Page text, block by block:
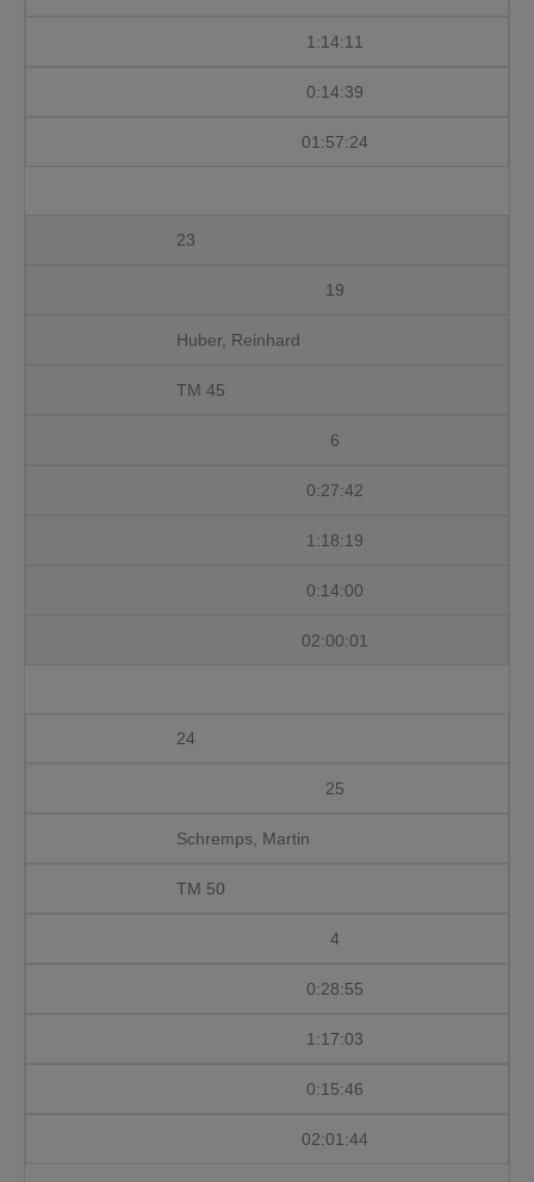
1:14:11
0:14:39
01:57:24
23
19
Huber, Reinhard
TM 45
6
0:27:42
1:18:19
0:14:00
02:00:01
24
25
Schremps, Martin
TM 50
4
0:28:55
1:17:03
0:15:46
02:01:44